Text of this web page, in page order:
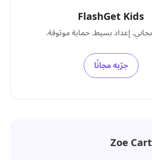
FlashGet Kids
إعداد بسيط. حماية موثوقة.
جرّبه مجانًا
Zoe